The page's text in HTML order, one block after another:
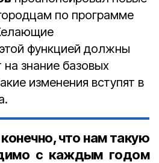
по программе
функцией должны
на знание базовых
изменения вступят в
что нам такую
с каждым годом